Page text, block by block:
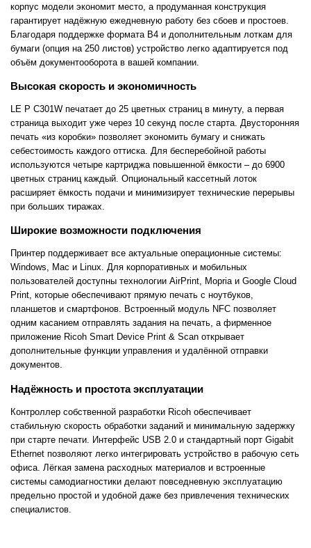
корпус модели экономит место, а продуманная конструкция
гарантирует надёжную ежедневную работу без сбоев и простоев.
Благодаря поддержке формата B4 и дополнительным лоткам для
бумаги (опция на 250 листов) устройство легко адаптируется под
объём документооборота в вашей компании.
Высокая скорость и экономичность
LE P C301W печатает до 25 цветных страниц в минуту, а первая
страница выходит уже через 10 секунд после старта. Двусторонняя
печать «из коробки» позволяет экономить бумагу и снижать
себестоимость каждого оттиска. Для бесперебойной работы
используются четыре картриджа повышенной ёмкости – до 6900
цветных страниц каждый. Опциональный кассетный лоток
расширяет ёмкость подачи и минимизирует технические перерывы
при больших тиражах.
Широкие возможности подключения
Принтер поддерживает все актуальные операционные системы:
Windows, Mac и Linux. Для корпоративных и мобильных
пользователей доступны технологии AirPrint, Mopria и Google Cloud
Print, которые обеспечивают прямую печать с ноутбуков,
планшетов и смартфонов. Встроенный модуль NFC позволяет
одним касанием отправлять задания на печать, а фирменное
приложение Ricoh Smart Device Print & Scan открывает
дополнительные функции управления и удалённой отправки
документов.
Надёжность и простота эксплуатации
Контроллер собственной разработки Ricoh обеспечивает
стабильную скорость обработки заданий и минимальную задержку
при старте печати. Интерфейс USB 2.0 и стандартный порт Gigabit
Ethernet позволяют легко интегрировать устройство в рабочую сеть
офиса. Лёгкая замена расходных материалов и встроенные
системы самодиагностики делают повседневную эксплуатацию
предельно простой и удобной даже без привлечения технических
специалистов.